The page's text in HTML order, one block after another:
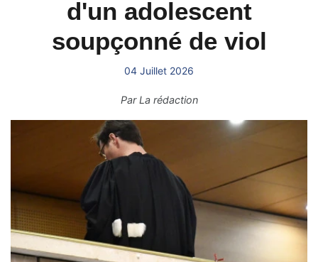
d'un adolescent
soupçonné de viol
04 Juillet 2026
ParLa rédaction